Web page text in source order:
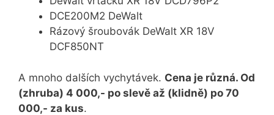
DCE200M2 DeWalt
Rázový šroubovák DeWalt XR 18V
DCF850NT
A mnoho dalších vychytávek. Cena je různá. Od
(zhruba) 4 000,- po slevě až (klidně) po 70
000,- za kus.